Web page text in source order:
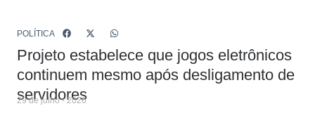
POLÍTICA
Projeto estabelece que jogos eletrônicos
continuem mesmo após desligamento de
servidores
29 de julho - 2026